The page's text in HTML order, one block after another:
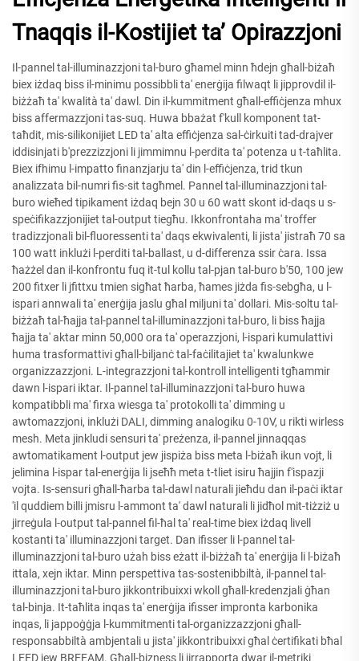
Tnaqqis il-Kostijiet ta’ Opirazzjoni
Il-pannel tal-illuminazzjoni tal-buro għamel minn ħdejn għall-biżaħ
biex iżdaq biss il-minimu possibbli ta' enerġija filwaqt li jipprovdil il-
biżżaħ ta' kwalità ta' dawl. Din il-kummitment għall-effiċjenza mhux
biss affermazzjoni tas-suq. Huwa bbażat f'kull komponent tat-
taħdit, mis-silikonijiet LED ta' alta effiċjenza sal-ċirkuiti tad-drajver
iddisinjati b'prezzizzjoni li jimmimnu l-perdita ta' potenza u t-taħlita.
Biex ifhimu l-impatto finanzjarju ta' din l-effiċjenza, trid tkun
analizzata bil-numri fis-sit tagħmel. Pannel tal-illuminazzjoni tal-
buro wieħed tipikament iżdaq bejn 30 u 60 watt skont id-daqs u s-
speċifikazzjonijiet tal-output tiegħu. Ikkonfrontaha ma' troffer
tradizzjonali bil-fluoressenti ta' daqs ekwivalenti, li jista' jistraħ 70 sa
100 watt inklużi l-perditi tal-ballast, u d-differenza ssir ċara. Issa
ħażżel dan il-konfrontu fuq it-tul kollu tal-pjan tal-buro b'50, 100 jew
200 fitxer li jfittxu tmien sigħat ħarba, ħames jiżda fis-sebgħa, u l-
ispari annwali ta' enerġija jaslu għal miljuni ta' dollari. Mis-soltu tal-
biżżaħ tal-ħajja tal-pannel tal-illuminazzjoni tal-buro, li biss ħajja
ħajja ta' aktar minn 50,000 ora ta' operazzjoni, l-ispari kumulattivi
huma trasformattivi għall-biljanċ tal-faċilitajiet ta' kwalunkwe
organizzazzjoni. L-integrazzjoni tal-kontroll intelligenti tgħammir
dawn l-ispari iktar. Il-pannel tal-illuminazzjoni tal-buro huwa
kompatibbli ma' firxa wiesga ta' protokolli ta' dimming u
awtomazzjoni, inklużi DALI, dimming analogiku 0-10V, u rikti wirless
mesh. Meta jinkludi sensuri ta' preżenza, il-pannel jinnaqqas
awtomatikament l-output jew jispiża biss meta l-biżaħ ikun vojt, li
jelimina l-ispar tal-enerġija li jseħħ meta t-tliet isiru ħajjin f'ispazji
vojta. Is-sensuri għall-ħarba tal-dawl naturali jieħdu dan il-paċi iktar
'il quddiem billi jmisru l-ammont ta' dawl naturali li jidħol mit-tiżziż u
jirreġula l-output tal-pannel fil-ħal ta' real-time biex iżdaq livell
kostanti ta' illuminazzjoni target. Dan ifisser li l-pannel tal-
illuminazzjoni tal-buro użah biss eżatt il-biżżaħ ta' enerġija li l-biżaħ
ittala, xejn iktar. Minn perspettiva tas-sostenibbiltà, il-pannel tal-
illuminazzjoni tal-buro jikkontribuixxi wkoll għall-kredenzjali ġħan
tal-binja. It-taħlita inqas ta' enerġija ifisser impronta karbonika
inqas, li jappoġġja l-kummitmenti tal-organizzazzjoni għall-
responsabbiltà ambjentali u jista' jikkontribuixxi għal ċertifikati bħal
LEED jew BREEAM. Għall-bizness li jirrapporta dwar il-metriki